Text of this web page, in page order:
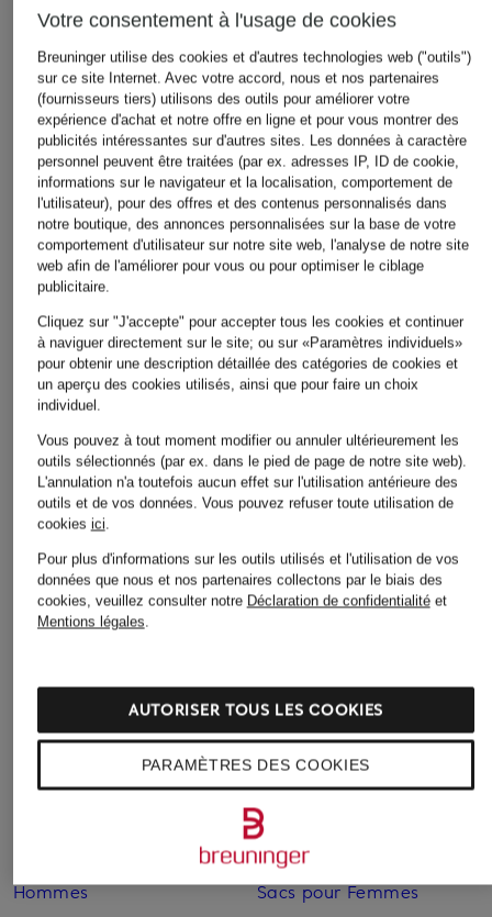
JOOP!
ceinture en cuir
CHF 85
POLO RALPH
LAUREN
ceinture en cuir
CHF 149
PAUL
ceinture en cuir
CHF 50
Autres catégories
Bikinis pour Femmes
Blazers pour Femmes
Blouses pour Femmes
Cardigans et gilets pour
Chaussures business pour
Chaussures pour Femmes
Chaussures pour Femmes
Hommes
Robes de mariage civil
Robes de mariage pour
Femmes
Robes pour Femmes
Robes pour Femmes
Robes pour Femmes en
solde
Sacs pour Femmes
Sacs pour Femmes
Votre consentement à l'usage de cookies
Breuninger utilise des cookies et d'autres technologies web ("outils")
sur ce site Internet. Avec votre accord, nous et nos partenaires
(fournisseurs tiers) utilisons des outils pour améliorer votre
expérience d'achat et notre offre en ligne et pour vous montrer des
publicités intéressantes sur d'autres sites. Les données à caractère
personnel peuvent être traitées (par ex. adresses IP, ID de cookie,
informations sur le navigateur et la localisation, comportement de
l'utilisateur), pour des offres et des contenus personnalisés dans
notre boutique, des annonces personnalisées sur la base de votre
comportement d'utilisateur sur notre site web, l'analyse de notre site
web afin de l'améliorer pour vous ou pour optimiser le ciblage
publicitaire.
Cliquez sur "J'accepte" pour accepter tous les cookies et continuer
à naviguer directement sur le site; ou sur «Paramètres individuels»
pour obtenir une description détaillée des catégories de cookies et
un aperçu des cookies utilisés, ainsi que pour faire un choix
individuel.
Vous pouvez à tout moment modifier ou annuler ultérieurement les
outils sélectionnés (par ex. dans le pied de page de notre site web).
L'annulation n'a toutefois aucun effet sur l'utilisation antérieure des
outils et de vos données. Vous pouvez refuser toute utilisation de
cookies ici.
Pour plus d'informations sur les outils utilisés et l'utilisation de vos
données que nous et nos partenaires collectons par le biais des
cookies, veuillez consulter notre Déclaration de confidentialitéet
Mentions légales.
PARAMÈTRES DES COOKIES
AUTORISER TOUS LES COOKIES